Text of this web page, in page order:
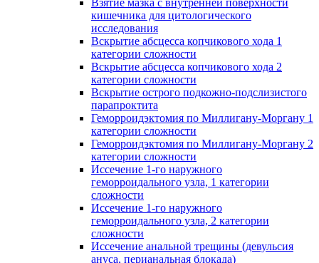
Взятие мазка с внутренней поверхности
кишечника для цитологического
исследования
Вскрытие абсцесса копчикового хода 1
категории сложности
Вскрытие абсцесса копчикового хода 2
категории сложности
Вскрытие острого подкожно-подслизистого
парапроктита
Геморроидэктомия по Миллигану-Моргану 1
категории сложности
Геморроидэктомия по Миллигану-Моргану 2
категории сложности
Иссечение 1-го наружного
геморроидального узла, 1 категории
сложности
Иссечение 1-го наружного
геморроидального узла, 2 категории
сложности
Иссечение анальной трещины (девульсия
ануса, перианальная блокада)